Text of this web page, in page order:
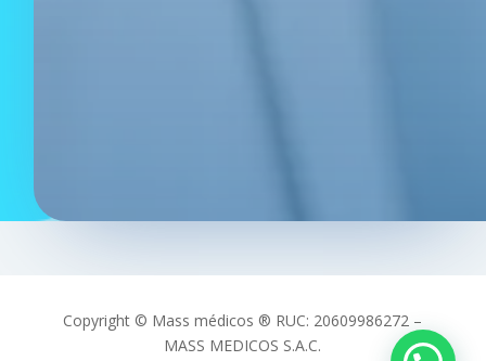
Copyright © Mass médicos ® RUC: 20609986272 –
MASS MEDICOS S.A.C.